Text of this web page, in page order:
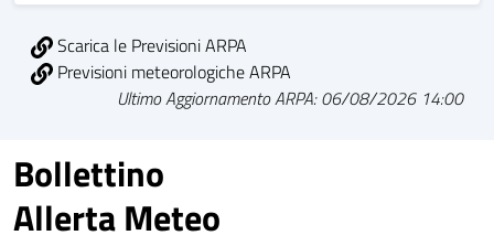
Scarica le Previsioni ARPA
Previsioni meteorologiche ARPA
Ultimo Aggiornamento ARPA: 06/08/2026 14:00
Bollettino
Allerta Meteo